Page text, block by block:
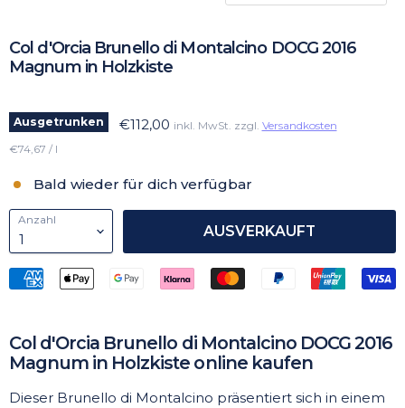
Col d'Orcia Brunello di Montalcino DOCG 2016
Magnum in Holzkiste
Ausgetrunken €112,00 inkl. MwSt. zzgl. Versandkosten
€74,67 / l
Bald wieder für dich verfügbar
Anzahl
AUSVERKAUFT
Col d'Orcia Brunello di Montalcino DOCG 2016
Magnum in Holzkiste online kaufen
Dieser Brunello di Montalcino präsentiert sich in einem